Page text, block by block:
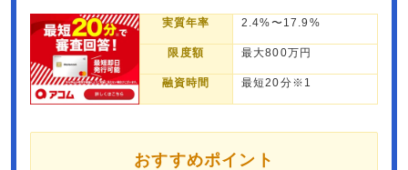
実質年率 2.4%〜17.9%
限度額 最大800万円
融資時間 最短20分※1
おすすめポイント